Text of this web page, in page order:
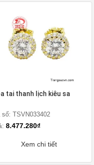
tai thanh lịch kiêu sa
số: TSVN033402
8.477.280₫
Xem chi tiết